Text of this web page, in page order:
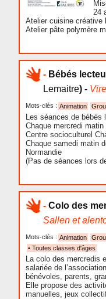
24
Atelier cuisine créative
Atelier pâte polymère
- Bébés
Lemaitre) - Vire
Mots-clés : Animation
Les séances de
Chaque mercredi
Centre socioculturel
Chaque samedi matin
Normandie
(Pas de séances lors
- Colo des
Sallen et
Mots-clés : Animation
• Toutes classes d'âges
La colo des mercredis
salariée de
bénévoles, parents,
Elle propose des
manuelles, jeux